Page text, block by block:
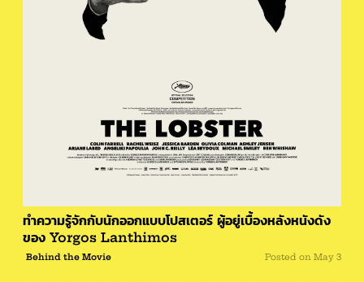
ทำความรู้จักกับนักออกแบบโปสเตอร์ ผู้อยู่เบื้องหลังหนังดัง
ของ Yorgos Lanthimos
Behind the Movie Posted on May 3